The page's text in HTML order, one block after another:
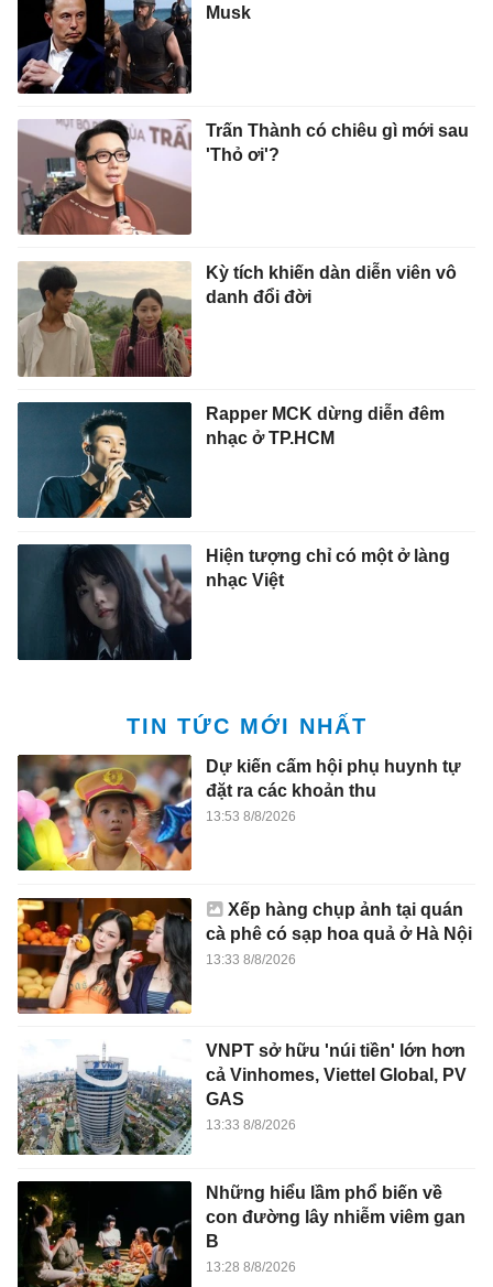
Musk
Trấn Thành có chiêu gì mới sau
'Thỏ ơi'?
Kỳ tích khiến dàn diễn viên vô
danh đổi đời
Rapper MCK dừng diễn đêm
nhạc ở TP.HCM
Hiện tượng chỉ có một ở làng
nhạc Việt
TIN TỨC MỚI NHẤT
Dự kiến cấm hội phụ huynh tự
đặt ra các khoản thu
13:53 8/8/2026
Xếp hàng chụp ảnh tại quán
cà phê có sạp hoa quả ở Hà Nội
13:33 8/8/2026
VNPT sở hữu 'núi tiền' lớn hơn
cả Vinhomes, Viettel Global, PV
GAS
13:33 8/8/2026
Những hiểu lầm phổ biến về
con đường lây nhiễm viêm gan
B
13:28 8/8/2026